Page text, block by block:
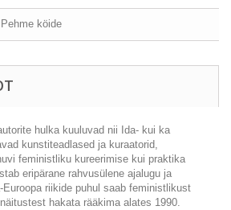
Pehme köide
hulka kuuluvad nii Ida- kui ka
kunstiteadlased ja kuraatorid,
feministliku kureerimise kui praktika
eripärane rahvusülene ajalugu ja
riikide puhul saab feministlikust
hakata rääkima alates 1990.